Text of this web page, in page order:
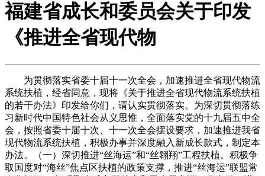
福建省成长和委员会关于印发
《推进全省现代物
为贯彻落实省委十届十一次全会，加速推进全省现代物流
系统扶植，经省同意，现将《关于推进全省现代物流系统扶植
的若干办法》印发给你们，请认实贯彻落实。为深切贯彻落练
习新时代中国特色社会从义思惟，全面落实党的十九届五中全
会，按照省委十届十次、十一次全会摆设要求，加速推进我省
现代物流系统扶植，积极办事并深度融入新成长款式，制定本
办法。（一）深切推进“丝海运”和“丝翱翔”工程扶植。积极争
取国度对“海丝”焦点区扶植的政策支撑，推进“丝海运”联盟常